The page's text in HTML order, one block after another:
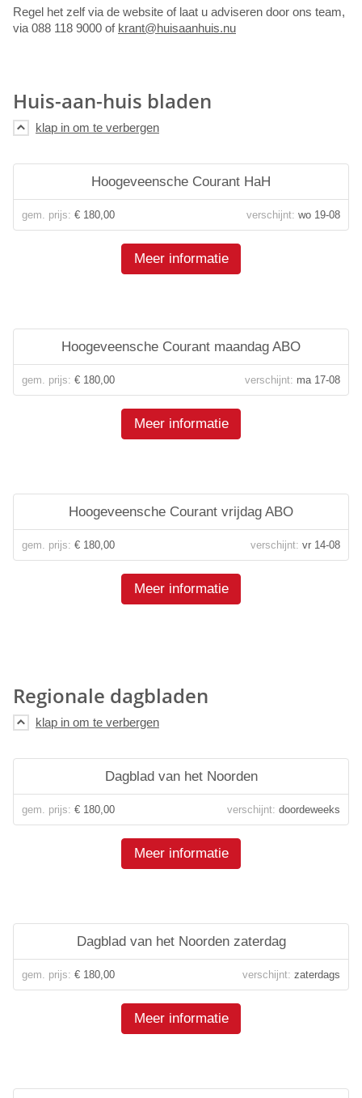
Regel het zelf via de website of laat u adviseren door ons team,
via 088 118 9000 of krant@huisaanhuis.nu
Huis-aan-huis bladen
Hoogeveensche Courant HaH
gem. prijs: € 180,00 verschijnt: wo 19-08
Meer informatie
Hoogeveensche Courant maandag ABO
gem. prijs: € 180,00 verschijnt: ma 17-08
Meer informatie
Hoogeveensche Courant vrijdag ABO
gem. prijs: € 180,00 verschijnt: vr 14-08
Meer informatie
Regionale dagbladen
Dagblad van het Noorden
gem. prijs: € 180,00 verschijnt: doordeweeks
Meer informatie
Dagblad van het Noorden zaterdag
gem. prijs: € 180,00 verschijnt: zaterdags
Meer informatie